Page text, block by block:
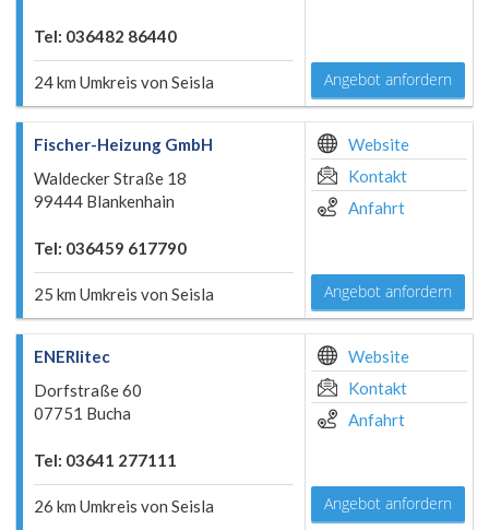
Tel: 036482 86440
24 km Umkreis von Seisla Angebot anfordern
Fischer-Heizung GmbH
Waldecker Straße 18
99444 Blankenhain
Tel: 036459 617790
25 km Umkreis von Seisla
Website
Kontakt
Anfahrt
Angebot anfordern
ENERlitec
Dorfstraße 60
07751 Bucha
Tel: 03641 277111
26 km Umkreis von Seisla
Website
Kontakt
Anfahrt
Angebot anfordern